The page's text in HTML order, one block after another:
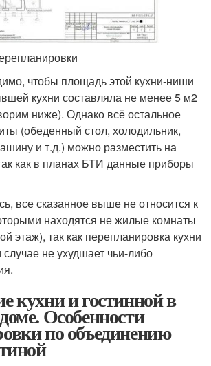
чтобы площадь этой кухни-ниши
кухни составляла не менее 5 м2
ниже). Однако всё остальное
(обеденный стол, холодильник,
и т.д.) можно разместить на
как в планах БТИ данные приборы
все сказанное выше не относится к
находятся не жилые комнаты
этаж), так как перепланировка кухни
случае не ухудшает чьи-либо
кухни и гостинной в
Особенности
по объединению